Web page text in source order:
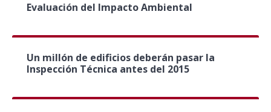
Evaluación del Impacto Ambiental
Un millón de edificios deberán pasar la
Inspección Técnica antes del 2015